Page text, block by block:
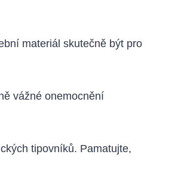
materiál skutečně být pro
vážné onemocnění
tipovníků. Pamatujte,